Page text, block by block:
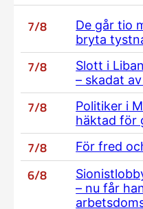
7/8
De går tio
bryta
7/8
Slott i
– skadat
7/8
Politiker i
häktad för
7/8 För fred
6/8
– nu får